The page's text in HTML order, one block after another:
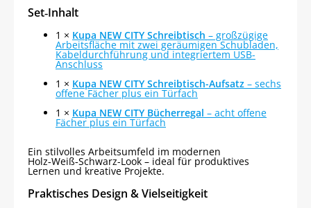
Set‑Inhalt
1 × Kupa NEW CITY Schreibtisch – großzügige
Arbeitsfläche mit zwei geräumigen Schubladen,
Kabeldurchführung und integriertem USB-
Anschluss
1 × Kupa NEW CITY Schreibtisch-Aufsatz – sechs
offene Fächer plus ein Türfach
1 × Kupa NEW CITY Bücherregal – acht offene
Fächer plus ein Türfach
Ein stilvolles Arbeitsumfeld im modernen
Holz‑Weiß‑Schwarz-Look – ideal für produktives
Lernen und kreative Projekte.
Praktisches Design & Vielseitigkeit